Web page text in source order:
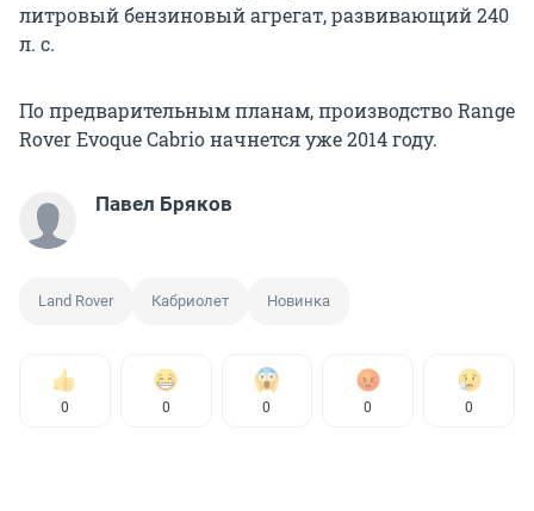
литровый бензиновый агрегат, развивающий 240
л. с.
По предварительным планам, производство Range
Rover Evoque Cabrio начнется уже 2014 году.
Павел Бряков
Land Rover Кабриолет Новинка
0 0 0 0 0